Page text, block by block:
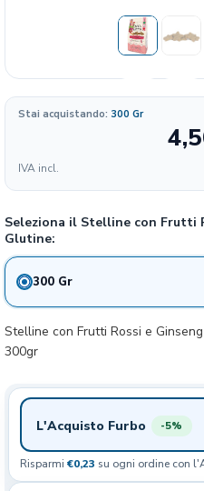
Stai acquistando: 300 Gr
IVA incl.
Seleziona il Stelline con Frutti
Glutine:
300 Gr
300 gr
Stelline con Frutti Rossi e
300gr
L'Acquisto Furbo -5%
Risparmi €0,23 su ogni ordine con